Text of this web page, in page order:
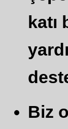
katı
Biz